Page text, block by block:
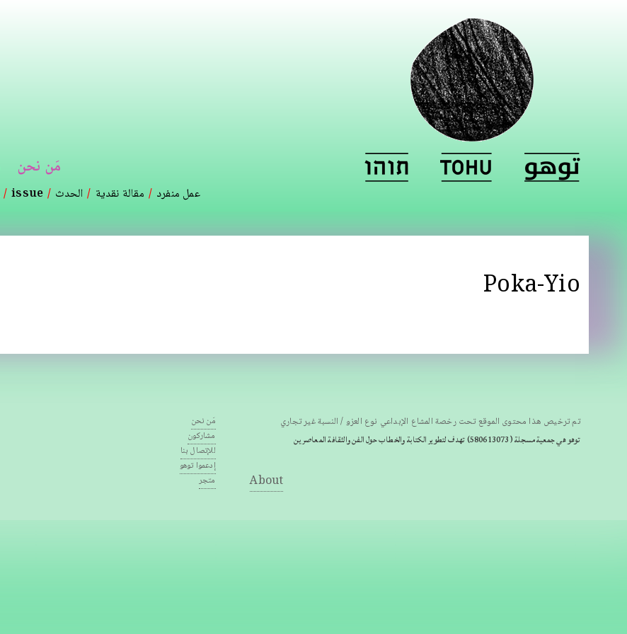
مَن نحن
issue الحدث مقالة نقدية عمل منفرد
Poka-Yio
تم ترخيص هذا محتوى الموقع تحت رخصة المشاع الإبداعي نوع العزو / النسبة غير تجاري
توهو هي جمعية مسجلة(580613073) تهدف لتطوير الكتابة والخطاب حول الفن والثقافة المعاصرين
About
مَن نحن
مشاركون
للإتصال بنا
إدعموا توهو
متجر